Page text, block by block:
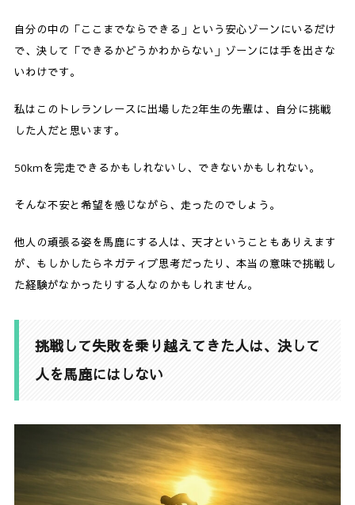
自分の中の「ここまでならできる」という安心ゾーンにいるだけ
で、決して「できるかどうかわからない」ゾーンには手を出さな
いわけです。
私はこのトレランレースに出場した2年生の先輩は、自分に挑戦
した人だと思います。
50kmを完走できるかもしれないし、できないかもしれない。
そんな不安と希望を感じながら、走ったのでしょう。
他人の頑張る姿を馬鹿にする人は、天才ということもありえます
が、もしかしたらネガティブ思考だったり、本当の意味で挑戦し
た経験がなかったりする人なのかもしれません。
挑戦して失敗を乗り越えてきた人は、決して
人を馬鹿にはしない